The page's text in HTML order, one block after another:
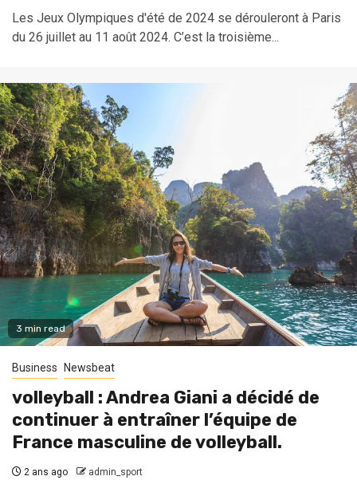
Les Jeux Olympiques d'été de 2024 se dérouleront à Paris
du 26 juillet au 11 août 2024. C’est la troisième...
3 min read
Business Newsbeat
volleyball : Andrea Giani a décidé de
continuer à entraîner l’équipe de
France masculine de volleyball.
2 ans ago admin_sport